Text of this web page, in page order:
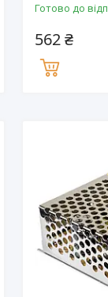
Готово до
562 ₴